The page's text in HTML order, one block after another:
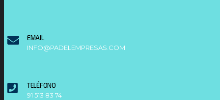
EMAIL
INFO@PADELEMPRESAS.COM
TELÉFONO
91 513 83 74